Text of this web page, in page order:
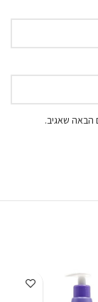
הבאה שאגיב.